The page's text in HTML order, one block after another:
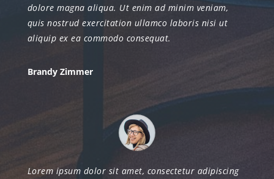
dolore magna aliqua. Ut enim ad minim veniam,
quis nostrud exercitation ullamco laboris nisi ut
aliquip ex ea commodo consequat.
Brandy Zimmer
Lorem ipsum dolor sit amet, consectetur adipiscing